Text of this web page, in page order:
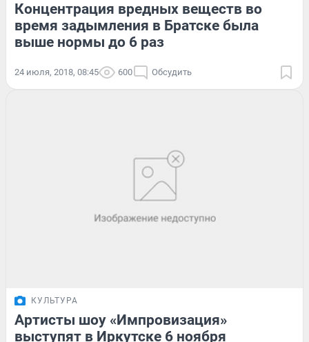
Концентрация вредных веществ во
время задымления в Братске была
выше нормы до 6 раз
24 июля, 2018, 08:45 600 Обсудить
КУЛЬТУРА
Артисты шоу «Импровизация»
выступят в Иркутске 6 ноября